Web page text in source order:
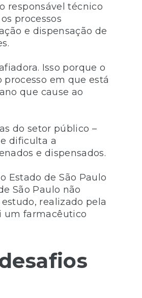
responsável técnico
processos
e dispensação de
Isso porque o
em que está
que cause ao
do setor público –
dificulta a
e dispensados.
Estado de São Paulo
São Paulo não
realizado pela
um farmacêutico